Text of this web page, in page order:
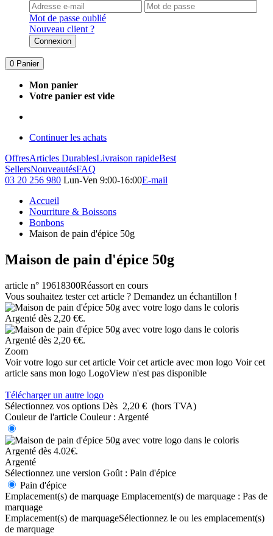
Mot de passe oublié
Nouveau client ?
Connexion
0 Panier
Mon panier
Votre panier est vide
Continuer les achats
OffresArticles DurablesLivraison rapideBest
SellersNouveautésFAQ
03 20 256 980 Lun-Ven 9:00-16:00E-mail
Accueil
Nourriture & Boissons
Bonbons
Maison de pain d'épice 50g
Maison de pain d'épice 50g
article n° 19618300Réassort en cours
Vous souhaitez tester cet article ? Demandez un échantillon !
Zoom
Voir votre logo sur cet article Voir cet article avec mon logo Voir cet
article sans mon logo LogoView n'est pas disponible
Télécharger un autre logo
Sélectionnez vos options Dès 2,20 € (hors TVA)
Couleur de l'article Couleur : Argenté
Argenté
Sélectionnez une version Goût : Pain d'épice
Pain d'épice
Emplacement(s) de marquage Emplacement(s) de marquage : Pas de
marquage
Emplacement(s) de marquageSélectionnez le ou les emplacement(s)
de marquage